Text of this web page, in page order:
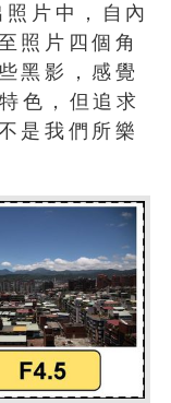
片中，自內
照片四個角
黑影，感覺
色，但追求
是我們所樂